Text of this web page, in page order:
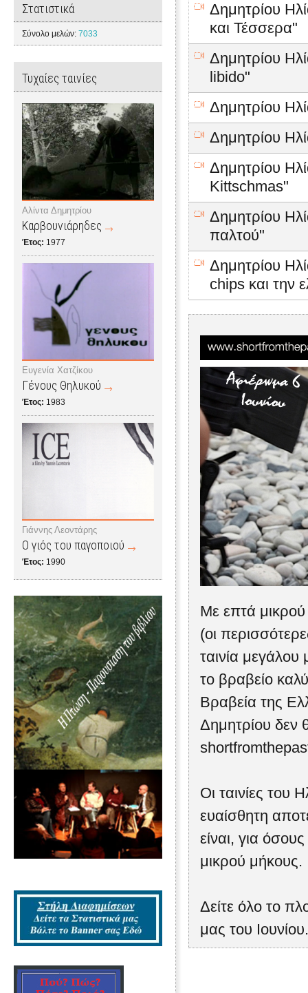
Στατιστικά
Σύνολο μελών: 7033
Τυχαίες ταινίες
Αλίντα Δημητρίου
Καρβουνιάρηδες
Έτος: 1977
Ευγενία Χατζίκου
Γένους Θηλυκού
Έτος: 1983
Γιάννης Λεοντάρης
Ο γιός του παγοποιού
Έτος: 1990
Δημητρίου
και Τέσσερα"
Δημητρίου
libido"
Δημητρίου
Δημητρίου
Δημητρίου
Kittschmas"
Δημητρίου
παλτού"
Δημητρίου
chips και την
Με επτά μικρού
(οι
ταινία μεγάλου
το βραβείο
Βραβεία της
Δημητρίου δεν
Οι ταινίες του
ευαίσθητη
είναι, για
μικρού μήκους.
Δείτε όλο το
μας του Ιουνίου.